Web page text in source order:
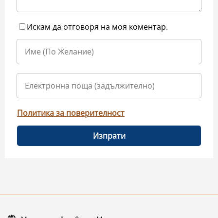
Искам да отговоря на моя коментар.
Политика за поверителност
Изпрати